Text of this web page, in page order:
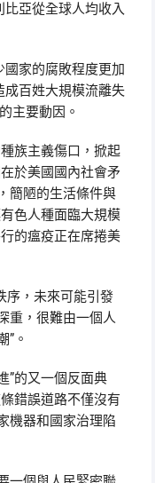
亞從全球人均收入
家的腐敗程度更加
成百姓大規模流離失
主要動因。
族主義傷口，掀起
於美國國內社會矛
簡陋的生活條件與
色人種面臨大規模
的瘟疫正在席捲美
序，未來可能引發
重，很難由一個人
”。
”的又一個反面典
錯誤道路不僅沒有
機器和國家治理陷